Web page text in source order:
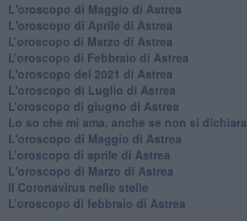
L'oroscopo di Maggio di Astrea
L'oroscopo di Aprile di Astrea
​L’oroscopo di Marzo di Astrea
​L’oroscopo di Febbraio di Astrea
L'oroscopo del 2021 di Astrea
L'oroscopo di Luglio di Astrea
​L’oroscopo di giugno di Astrea
​Lo so che mi ama, anche se non si dichiara
L'oroscopo di Maggio di Astrea
​L’oroscopo di aprile di Astrea
L'oroscopo di Marzo di Astrea
Il Coronavirus nelle stelle
​L’oroscopo di febbraio di Astrea